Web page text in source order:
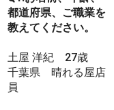
都道府県、ご職業を
教えてください。
土屋 洋紀 27歳
千葉県 晴れる屋店
員